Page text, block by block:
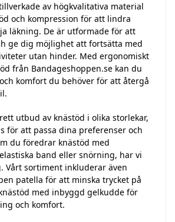
av högkvalitativa material
och kompression för att lindra
läkning. De är utformade för att
ge dig möjlighet att fortsätta med
utan hinder. Med ergonomiskt
från Bandageshoppen.se kan du
komfort du behöver för att återgå
utbud av knästöd i olika storlekar,
för att passa dina preferenser och
du föredrar knästöd med
band eller snörning, har vi
Vårt sortiment inkluderar även
patella för att minska trycket på
med inbyggd gelkudde för
och komfort.